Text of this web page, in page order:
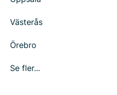
Västerås
Örebro
Se fler...